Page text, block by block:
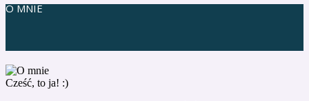
O MNIE
Cześć, to ja! :)